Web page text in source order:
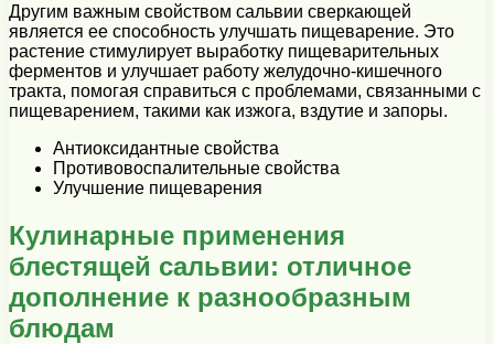
Другим важным свойством сальвии сверкающей
является ее способность улучшать пищеварение. Это
растение стимулирует выработку пищеварительных
ферментов и улучшает работу желудочно-кишечного
тракта, помогая справиться с проблемами, связанными с
пищеварением, такими как изжога, вздутие и запоры.
Антиоксидантные свойства
Противовоспалительные свойства
Улучшение пищеварения
Кулинарные применения
блестящей сальвии: отличное
дополнение к разнообразным
блюдам